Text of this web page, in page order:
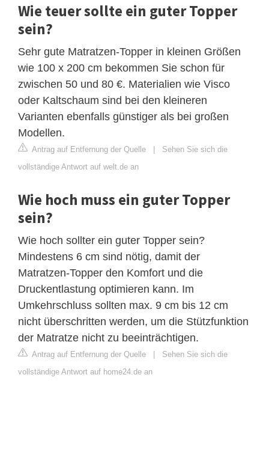
Wie teuer sollte ein guter Topper
sein?
Sehr gute Matratzen-Topper in kleinen Größen
wie 100 x 200 cm bekommen Sie schon für
zwischen 50 und 80 €. Materialien wie Visco
oder Kaltschaum sind bei den kleineren
Varianten ebenfalls günstiger als bei großen
Modellen.
Antrag auf Entfernung der Quelle | Sehen Sie sich die
vollständige Antwort auf welt.de an
Wie hoch muss ein guter Topper
sein?
Wie hoch sollter ein guter Topper sein?
Mindestens 6 cm sind nötig, damit der
Matratzen-Topper den Komfort und die
Druckentlastung optimieren kann. Im
Umkehrschluss sollten max. 9 cm bis 12 cm
nicht überschritten werden, um die Stützfunktion
der Matratze nicht zu beeinträchtigen.
Antrag auf Entfernung der Quelle | Sehen Sie sich die
vollständige Antwort auf home24.de an